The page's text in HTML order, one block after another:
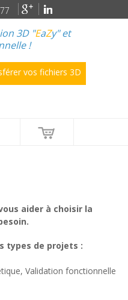
3D "EaZy" et
!
vos fichiers 3D
aider à choisir la
types de projets :
Validation fonctionnelle